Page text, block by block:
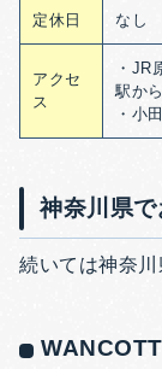
定休日 なし
アクセ
ス
・JR
駅か
・小
神奈川県
続いては神奈川
WANCOTT